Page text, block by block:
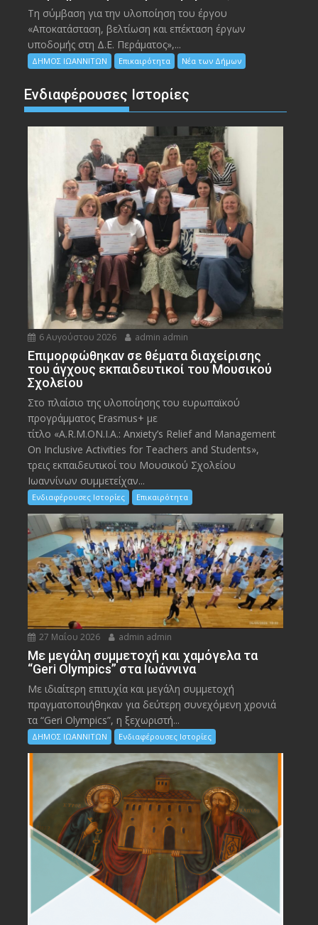
Τη σύμβαση για την υλοποίηση του έργου
«Αποκατάσταση, βελτίωση και επέκταση έργων
υποδομής στη Δ.Ε. Περάματος»,...
ΔΗΜΟΣ ΙΩΑΝΝΙΤΩΝ Επικαιρότητα Νέα των Δήμων
Ενδιαφέρουσες Ιστορίες
6 Αυγούστου 2026 admin admin
Eπιμορφώθηκαν σε θέματα διαχείρισης
του άγχους εκπαιδευτικοί του Μουσικού
Σχολείου
Στο πλαίσιο της υλοποίησης του ευρωπαϊκού
προγράμματος Erasmus+ με
τίτλο «A.R.M.ON.I.A.: Anxiety’s Relief and Management
On Inclusive Activities for Teachers and Students»,
τρεις εκπαιδευτικοί του Μουσικού Σχολείου
Ιωαννίνων συμμετείχαν...
Ενδιαφέρουσες Ιστορίες Επικαιρότητα
27 Μαΐου 2026 admin admin
Με μεγάλη συμμετοχή και χαμόγελα τα
“Geri Olympics” στα Ιωάννινα
Με ιδιαίτερη επιτυχία και μεγάλη συμμετοχή
πραγματοποιήθηκαν για δεύτερη συνεχόμενη χρονιά
τα “Geri Olympics”, η ξεχωριστή...
ΔΗΜΟΣ ΙΩΑΝΝΙΤΩΝ Ενδιαφέρουσες Ιστορίες